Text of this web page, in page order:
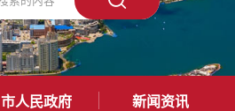
市人民政府 新闻资讯